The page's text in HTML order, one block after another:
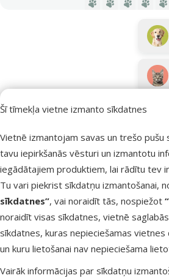
Šī tīmekļa vietne izmanto sīkdatnes
Vietnē izmantojam savas un trešo pušu
tavu iepirkšanās vēsturi un izmantotu
iegādātajiem produktiem, lai rādītu tev
Tu vari piekrist sīkdatņu izmantošanai,
sīkdatnes”, vai noraidīt tās, nospiežot
noraidīt visas sīkdatnes, vietnē
sīkdatnes, kuras nepieciešamas vietnes
un kuru lietošanai nav nepieciešama
Vairāk informācijas par sīkdatņu
Filtrs 1
Kārtot pēc